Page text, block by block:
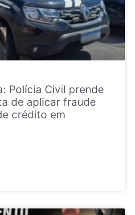
Polícia Civil prende
de aplicar fraude
crédito em